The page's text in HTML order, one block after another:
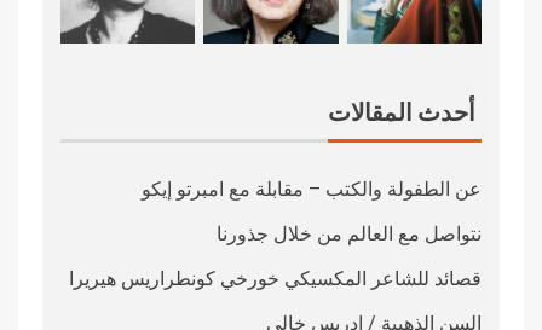
أحدث المقالات
عن الطفولة والكتب – مقابلة مع امبرتو إيكو
نتواصل مع العالم من خلال جذورنا
قصائد للشاعر المكسيكي خورخي كونطراريس هيريرا
السن الذهبية / ادريس خالي